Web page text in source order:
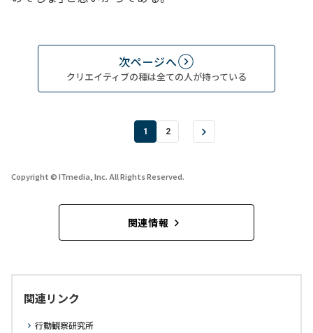
次ページへ
クリエイティブの種は全ての人が持っている
1 2
Copyright © ITmedia, Inc. All Rights Reserved.
関連情報
関連リンク
行動観察研究所